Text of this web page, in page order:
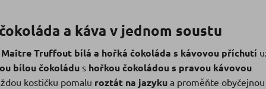
a káva v jednom soustu
Maître Truffout bílá a hořká čokoláda s kávovou příchutí
bílou čokoládu s hořkou čokoládou s pravou kávovou
kostičku pomalu roztát na jazyku a proměňte obyčejnou